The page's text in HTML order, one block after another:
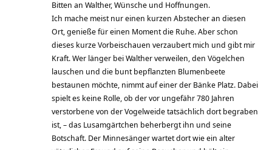
Bitten an Walther, Wünsche und Hoffnungen.
Ich mache meist nur einen kurzen Abstecher an diesen
Ort, genieße für einen Moment die Ruhe. Aber schon
dieses kurze Vorbeischauen verzaubert mich und gibt mir
Kraft. Wer länger bei Walther verweilen, den Vögelchen
lauschen und die bunt bepflanzten Blumenbeete
bestaunen möchte, nimmt auf einer der Bänke Platz. Dabei
spielt es keine Rolle, ob der vor ungefähr 780 Jahren
verstorbene von der Vogelweide tatsächlich dort begraben
ist, – das Lusamgärtchen beherbergt ihn und seine
Botschaft. Der Minnesänger wartet dort wie ein alter